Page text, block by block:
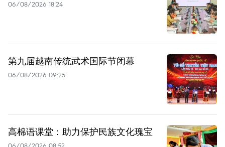
06/08/2026 18:24
第九届越南传统武术国际节闭幕
06/08/2026 09:25
高棉语课堂：助力保护民族文化瑰宝